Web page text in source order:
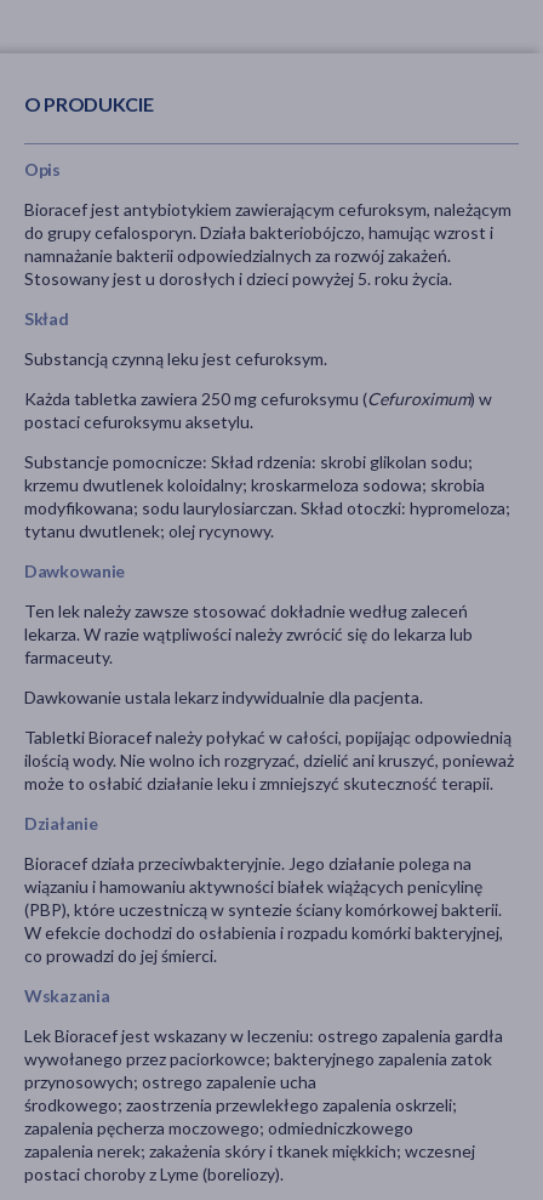
O PRODUKCIE
Opis
Bioracef jest antybiotykiem zawierającym cefuroksym, należącym
do grupy cefalosporyn. Działa bakteriobójczo, hamując wzrost i
namnażanie bakterii odpowiedzialnych za rozwój zakażeń.
Stosowany jest u dorosłych i dzieci powyżej 5. roku życia.
Skład
Substancją czynną leku jest cefuroksym.
Każda tabletka zawiera 250 mg cefuroksymu (Cefuroximum) w
postaci cefuroksymu aksetylu.
Substancje pomocnicze: Skład rdzenia: skrobi glikolan sodu;
krzemu dwutlenek koloidalny; kroskarmeloza sodowa; skrobia
modyfikowana; sodu laurylosiarczan. Skład otoczki: hypromeloza;
tytanu dwutlenek; olej rycynowy.
Dawkowanie
Ten lek należy zawsze stosować dokładnie według zaleceń
lekarza. W razie wątpliwości należy zwrócić się do lekarza lub
farmaceuty.
Dawkowanie ustala lekarz indywidualnie dla pacjenta.
Tabletki Bioracef należy połykać w całości, popijając odpowiednią
ilością wody. Nie wolno ich rozgryzać, dzielić ani kruszyć, ponieważ
może to osłabić działanie leku i zmniejszyć skuteczność terapii.
Działanie
Bioracef działa przeciwbakteryjnie. Jego działanie polega na
wiązaniu i hamowaniu aktywności białek wiążących penicylinę
(PBP), które uczestniczą w syntezie ściany komórkowej bakterii.
W efekcie dochodzi do osłabienia i rozpadu komórki bakteryjnej,
co prowadzi do jej śmierci.
Wskazania
Lek Bioracef jest wskazany w leczeniu: ostrego zapalenia gardła
wywołanego przez paciorkowce; bakteryjnego zapalenia zatok
przynosowych; ostrego zapalenie ucha
środkowego; zaostrzenia przewlekłego zapalenia oskrzeli;
zapalenia pęcherza moczowego; odmiedniczkowego
zapalenia nerek; zakażenia skóry i tkanek miękkich; wczesnej
postaci choroby z Lyme (boreliozy).